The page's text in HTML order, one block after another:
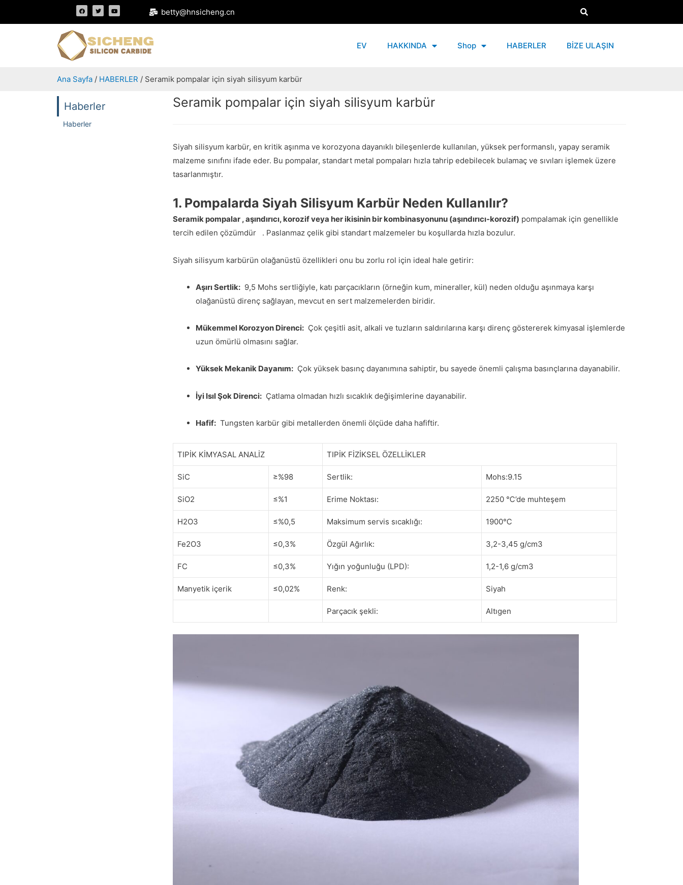
betty@hnsicheng.cn
EV HAKKINDA Shop HABERLER BİZE ULAŞIN
Ana Sayfa / HABERLER / Seramik pompalar için siyah silisyum karbür
Haberler
Haberler
Seramik pompalar için siyah silisyum karbür
Siyah silisyum karbür, en kritik aşınma ve korozyona dayanıklı bileşenlerde kullanılan, yüksek performanslı, yapay seramik
malzeme sınıfını ifade eder. Bu pompalar, standart metal pompaları hızla tahrip edebilecek bulamaç ve sıvıları işlemek üzere
tasarlanmıştır.
1. Pompalarda Siyah Silisyum Karbür Neden Kullanılır?
Seramik pompalar , aşındırıcı, korozif veya her ikisinin bir kombinasyonunu (aşındırıcı-korozif) pompalamak için genellikle
tercih edilen çözümdür
. Paslanmaz çelik gibi standart malzemeler bu koşullarda hızla bozulur.
Siyah silisyum karbürün olağanüstü özellikleri onu bu zorlu rol için ideal hale getirir:
Aşırı Sertlik: 9,5 Mohs sertliğiyle, katı parçacıkların (örneğin kum, mineraller, kül) neden olduğu aşınmaya karşı
olağanüstü direnç sağlayan, mevcut en sert malzemelerden biridir.
Mükemmel Korozyon Direnci: Çok çeşitli asit, alkali ve tuzların saldırılarına karşı direnç göstererek kimyasal işlemlerde
uzun ömürlü olmasını sağlar.
Yüksek Mekanik Dayanım: Çok yüksek basınç dayanımına sahiptir, bu sayede önemli çalışma basınçlarına dayanabilir.
İyi Isıl Şok Direnci: Çatlama olmadan hızlı sıcaklık değişimlerine dayanabilir.
Hafif: Tungsten karbür gibi metallerden önemli ölçüde daha hafiftir.
TIPİK KİMYASAL ANALİZ TIPİK FİZİKSEL ÖZELLİKLER
SiC ≥%98 Sertlik: Mohs:9.15
SiO2 ≤%1 Erime Noktası: 2250 ℃’de muhteşem
H2O3 ≤%0,5 Maksimum servis sıcaklığı: 1900℃
Fe2O3 ≤0,3% Özgül Ağırlık: 3,2-3,45 g/cm3
FC ≤0,3% Yığın yoğunluğu (LPD): 1,2-1,6 g/cm3
Manyetik içerik ≤0,02% Renk: Siyah
Parçacık şekli: Altıgen